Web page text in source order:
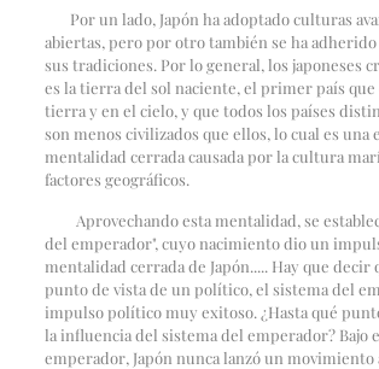
Por un lado, Japón ha adoptado culturas
abiertas, pero por otro también se ha
sus tradiciones. Por lo general, los japoneses
es la tierra del sol naciente, el primer país que
tierra y en el cielo, y que todos los países
son menos civilizados que ellos, lo cual es una
mentalidad cerrada causada por la cultura
factores geográficos.
Aprovechando esta mentalidad, se
del emperador", cuyo nacimiento dio un
mentalidad cerrada de Japón..... Hay que decir
punto de vista de un político, el sistema del
impulso político muy exitoso. ¿Hasta qué
la influencia del sistema del emperador? Bajo
emperador, Japón nunca lanzó un movimiento